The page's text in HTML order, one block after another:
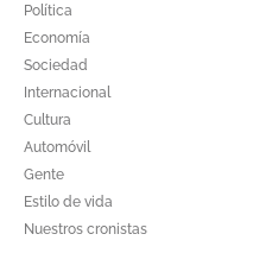
Política
Economía
Sociedad
Internacional
Cultura
Automóvil
Gente
Estilo de vida
Nuestros cronistas